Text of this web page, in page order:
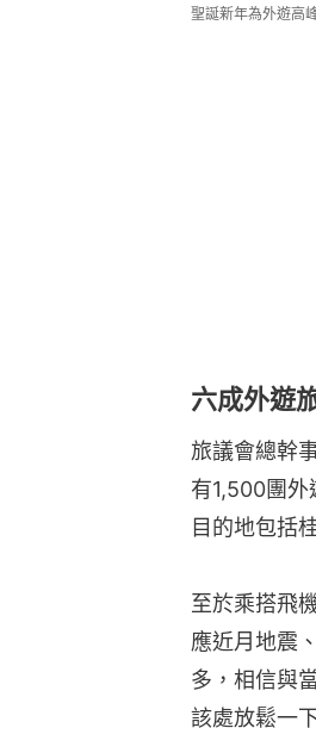
聖誕新年為外遊高
六成外遊
旅議會總幹
有1,500團外
目的地包括
至於乘搭飛
應近月地震
多，相信與
該處放鬆一